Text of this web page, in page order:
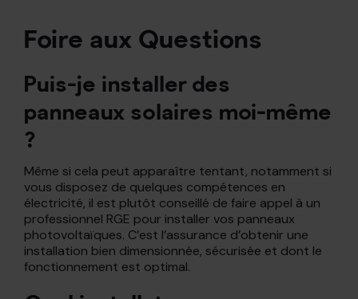
Foire aux Questions
Puis-je installer des
panneaux solaires moi-même
?
Même si cela peut apparaître tentant, notamment si
vous disposez de quelques compétences en
électricité, il est plutôt conseillé de faire appel à un
professionnel RGE pour installer vos panneaux
photovoltaïques. C’est l’assurance d’obtenir une
installation bien dimensionnée, sécurisée et dont le
fonctionnement est optimal.